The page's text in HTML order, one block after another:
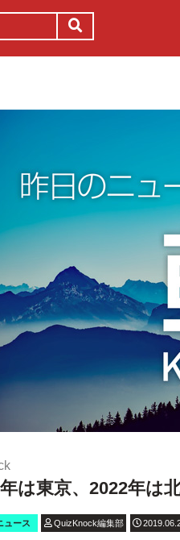
は東京、2022年は
ュース QuizKnock編集部